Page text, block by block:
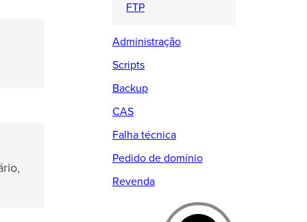
FTP
Administração
Scripts
Backup
CAS
Falha técnica
Pedido de domínio
Revenda